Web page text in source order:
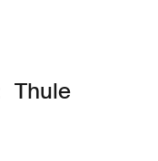
Thule